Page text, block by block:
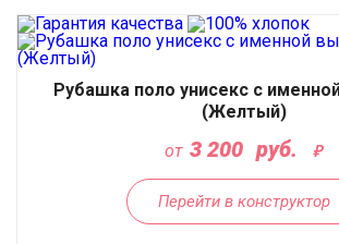
Рубашка поло унисекс с
(Желтый)
от 3 200 руб.
Перейти в конструктор